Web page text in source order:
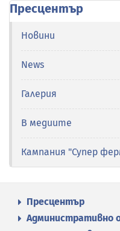
Пресцентър
Новини
News
Галерия
В медиите
Кампания "Супер
Пресцентър
Административно